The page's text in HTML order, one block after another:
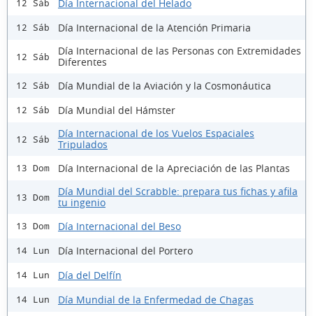
12 Sáb Día Internacional del Helado
12 Sáb Día Internacional de la Atención Primaria
12 Sáb
Día Internacional de las Personas con Extremidades
Diferentes
12 Sáb Día Mundial de la Aviación y la Cosmonáutica
12 Sáb Día Mundial del Hámster
12 Sáb
Día Internacional de los Vuelos Espaciales
Tripulados
13 Dom Día Internacional de la Apreciación de las Plantas
13 Dom
Día Mundial del Scrabble: prepara tus fichas y afila
tu ingenio
13 Dom Día Internacional del Beso
14 Lun Día Internacional del Portero
14 Lun Día del Delfín
14 Lun Día Mundial de la Enfermedad de Chagas